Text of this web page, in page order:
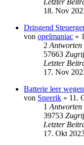
18. Nov
Dringend
von opelmaniac »
2 Antworten
57663
Letzter
17. Nov
Batterie leer
von Sneerik » 11.
1 Antworten
39753
Letzter
17. Okt